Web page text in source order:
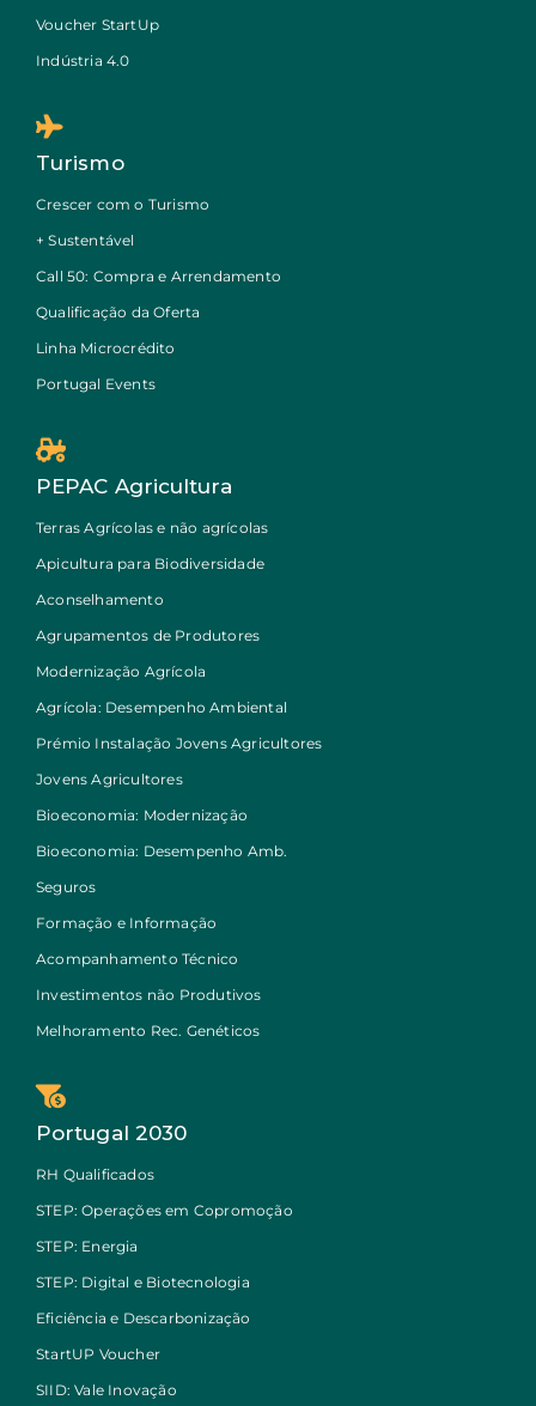
Voucher StartUp
Indústria 4.0
Turismo
Crescer com o Turismo
+ Sustentável
Call 50: Compra e Arrendamento
Qualificação da Oferta
Linha Microcrédito
Portugal Events
PEPAC Agricultura
Terras Agrícolas e não agrícolas
Apicultura para Biodiversidade
Aconselhamento
Agrupamentos de Produtores
Modernização Agrícola
Agrícola: Desempenho Ambiental
Prémio Instalação Jovens Agricultores
Jovens Agricultores
Bioeconomia: Modernização
Bioeconomia: Desempenho Amb.
Seguros
Formação e Informação
Acompanhamento Técnico
Investimentos não Produtivos
Melhoramento Rec. Genéticos
Portugal 2030
RH Qualificados
STEP: Operações em Copromoção
STEP: Energia
STEP: Digital e Biotecnologia
Eficiência e Descarbonização
StartUP Voucher
SIID: Vale Inovação